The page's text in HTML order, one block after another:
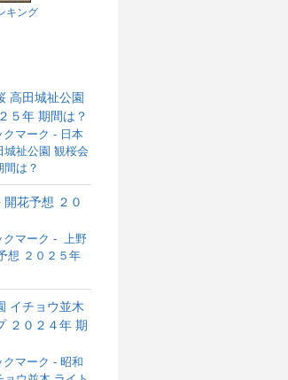
キング
高田城祉公園
５年 期間は？
開花予想 ２０
イチョウ並木
２０２４年 期